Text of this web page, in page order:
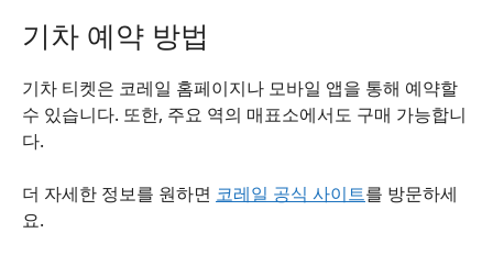
기차 예약 방법
기차 티켓은 코레일 홈페이지나 모바일 앱을 통해 예약할
수 있습니다. 또한, 주요 역의 매표소에서도 구매 가능합니
다.
더 자세한 정보를 원하면 코레일 공식 사이트를 방문하세
요.